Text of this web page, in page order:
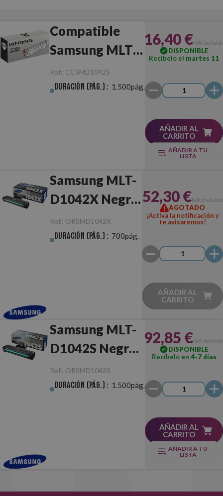
Compatible
Samsung MLT-
D1042S Negro
Ref.: CCSMD1042S
Duración (pág.) : 1.500pág.
16,40 €IVA
DISPONIBLE
Recíbelo el martes 11
AÑADIR AL
CARRITO
AÑADIR A TU
LISTA
Samsung MLT-
D1042X Negro
Original
Ref.: ORSMD1042X
Duración (pág.) : 700pág.
52,30 €IVA incluido
AGOTADO
¡Activa la notificación y
te avisaremos!
AÑADIR AL
CARRITO
Samsung MLT-
D1042S Negro
Original
Ref.: ORSMD1042S
Duración (pág.) : 1.500pág.
92,85 €IVA
DISPONIBLE
Recíbelo en 4-7 días
AÑADIR AL
CARRITO
AÑADIR A TU
LISTA